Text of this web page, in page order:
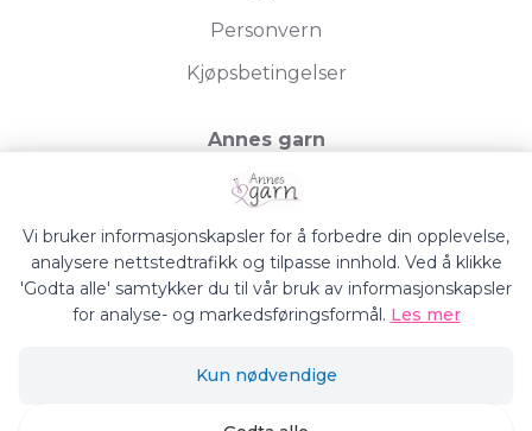
Personvern
Kjøpsbetingelser
Annes garn
Storgata 19, 2750 Gran
Org.nr. 994050613
Vi bruker informasjonskapsler for å forbedre din opplevelse,
analysere nettstedtrafikk og tilpasse innhold. Ved å klikke
'Godta alle' samtykker du til vår bruk av informasjonskapsler
for analyse- og markedsføringsformål. Les mer
Kun nødvendige